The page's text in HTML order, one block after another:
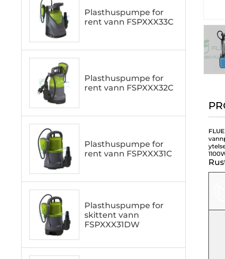
Plasthuspumpe for
rent vann FSPXXX33C
Plasthuspumpe for
rent vann FSPXXX32C
Plasthuspumpe for
rent vann FSPXXX31C
Plasthuspumpe for
skittent vann
FSPXXX31DW